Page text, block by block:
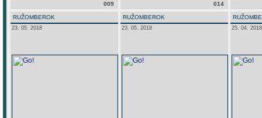
009 014
RUŽOMBEROK
23. 05. 2018
RUŽOMBEROK
23. 05. 2018 25. 04. 2018